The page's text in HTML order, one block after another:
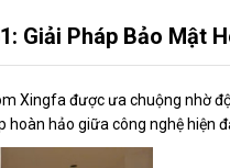
Giải Pháp Bảo Mật
Xingfa được ưa chuộng nhờ
hảo giữa công nghệ hiện